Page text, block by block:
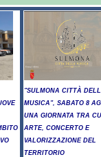
"SULMONA CITTÀ
MUSICA", SABATO 8
UNA GIORNATA TRA
ARTE, CONCERTO E
VALORIZZAZIONE DEL
TERRITORIO